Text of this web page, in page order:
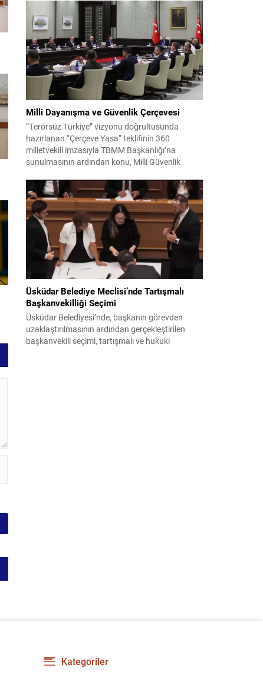
sanıkların tutukluluk hallerini ayrı ayrı
değerlendirdi. İnceleme sonucunda, aralarında
Ekrem İmamoğlu’nun da bulunduğu 53 tutuklu
hakkında tutukluluk hallerinin sürdürülmesine
karar verildi. İddialar ve değerlendirilen talepler
Soruşturma kapsamında sanıklara yöneltilen...
Milli Dayanışma ve Güvenlik Çerçevesi
“Terörsüz Türkiye” vizyonu doğrultusunda
hazırlanan “Çerçeve Yasa” teklifinin 360
milletvekili imzasıyla TBMM Başkanlığı’na
sunulmasının ardından konu, Milli Güvenlik
Toplantı sonrası yayımlanan sekiz maddelik
bildiri, ülke güvenliği ve bölgesel gelişmelere dair
değerlendirmeleri içermektedir. Yaklaşık 2 saat
15 dakika süren oturumun sonuç metninde;
terörle mücadele, bölgesel istikrar,...
Üsküdar Belediye Meclisi’nde Tartışmalı
Başkanvekilliği Seçimi
Üsküdar Belediyesi’nde, başkanın görevden
uzaklaştırılmasının ardından gerçekleştirilen
başkanvekili seçimi, tartışmalı ve hukuki
Kategoriler